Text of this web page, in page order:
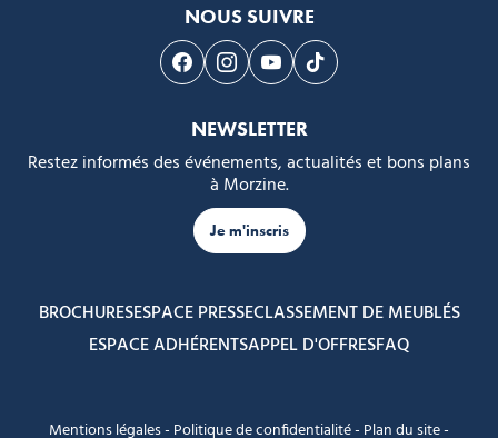
NOUS SUIVRE
Suivez-nous sur Facebook
Suivez-nous sur Instagram
Suivez-nous sur Youtube
Suivez-nous sur
NEWSLETTER
Restez informés des événements, actualités et bons plans
à Morzine.
Je m'inscris
BROCHURESESPACE PRESSECLASSEMENT DE MEUBLÉS
ESPACE ADHÉRENTSAPPEL D'OFFRESFAQ
Mentions légales- Politique de confidentialité- Plan du site-